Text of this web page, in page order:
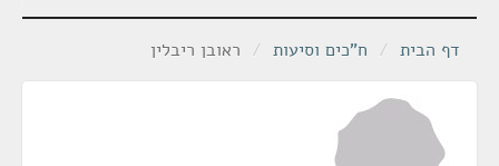
דף הבית / ח"כים וסיעות / ראובן ריבלין